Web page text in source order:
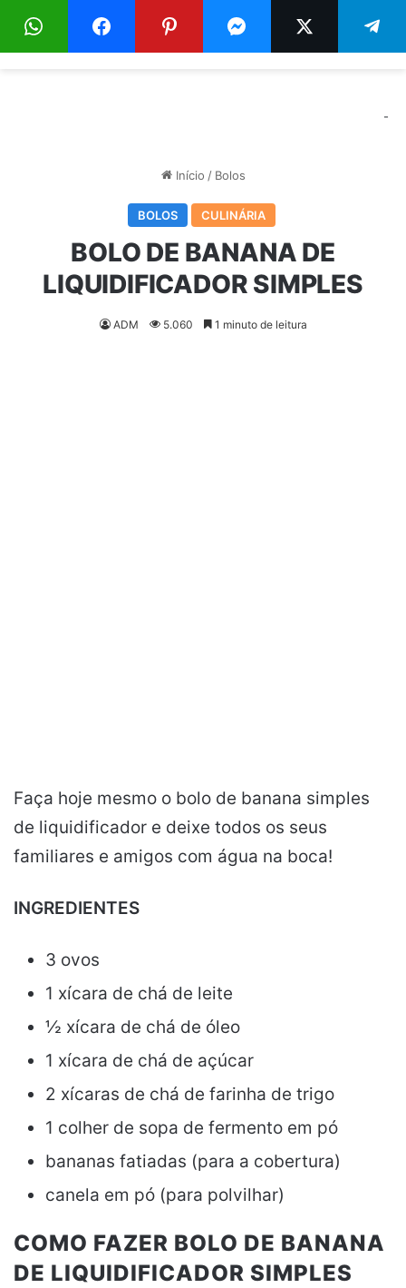
Menu
-
Início / Bolos
BOLOS CULINÁRIA
BOLO DE BANANA DE
LIQUIDIFICADOR SIMPLES
ADM 5.060 1 minuto de leitura
Faça hoje mesmo o bolo de banana simples
de liquidificador e deixe todos os seus
familiares e amigos com água na boca!
INGREDIENTES
3 ovos
1 xícara de chá de leite
½ xícara de chá de óleo
1 xícara de chá de açúcar
2 xícaras de chá de farinha de trigo
1 colher de sopa de fermento em pó
bananas fatiadas (para a cobertura)
canela em pó (para polvilhar)
COMO FAZER BOLO DE BANANA
DE LIQUIDIFICADOR SIMPLES